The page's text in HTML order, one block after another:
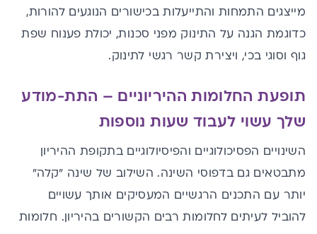
מייצגים התמחות והתייעלות בכישורים הנוגעים להורות,
כדוגמת הגנה על התינוק מפני סכנות, יכולת פענוח שפת
גוף וסוגי בכי, ויצירת קשר רגשי לתינוק.
תופעת החלומות ההיריוניים – התת-מודע
שלך עשוי לעבוד שעות נוספות
השינויים הפסיכולוגיים והפיסיולוגיים בתקופת ההיריון
מתבטאים גם בדפוסי השינה. השילוב של שינה "קלה"
יותר עם התכנים הרגשיים המעסיקים אותך עשויים
להוביל לעיתים לחלומות רבים הקשורים בהיריון. חלומות